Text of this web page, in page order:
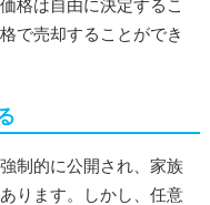
格は自由に決定するこ
で売却することができ
制的に公開され、家族
ります。しかし、任意